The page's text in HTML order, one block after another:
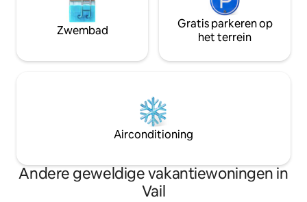
Zwembad
Gratis parkeren op
het terrein
Airconditioning
Andere geweldige vakantiewoningen in
Vail